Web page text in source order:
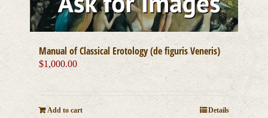
Manual of Classical Erotology (de figuris Veneris)
$1,000.00
Add to cart Details